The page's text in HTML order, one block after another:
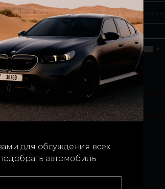
данных
details and assist with your
для обсуждения всех
автомобиль.